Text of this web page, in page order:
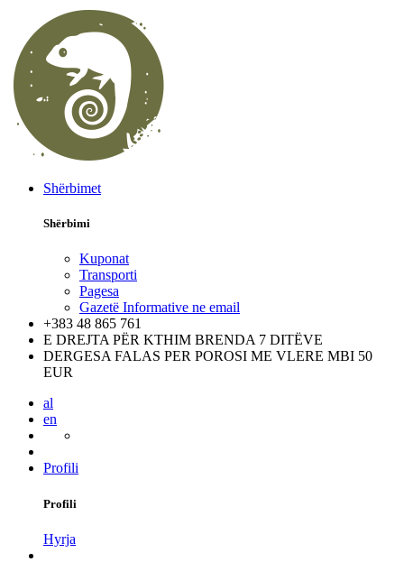
Shërbimet
Shërbimi
Kuponat
Transporti
Pagesa
Gazetë Informative ne email
+383 48 865 761
E DREJTA PËR KTHIM BRENDA 7 DITËVE
DERGESA FALAS PER POROSI ME VLERE MBI 50
EUR
al
en
Profili
Profili
Hyrja